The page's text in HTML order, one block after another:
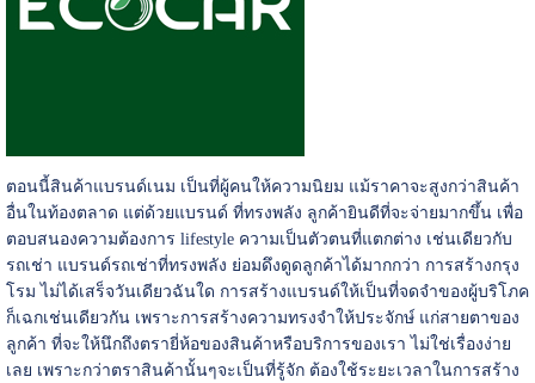
ตอนนี้สินค้าแบรนด์เนม เป็นที่ผู้คนให้ความนิยม แม้ราคาจะสูงกว่าสินค้า
อื่นในท้องตลาด แต่ด้วยแบรนด์ ที่ทรงพลัง ลูกค้ายินดีที่จะจ่ายมากขึ้น เพื่อ
ตอบสนองความต้องการ lifestyle ความเป็นตัวตนที่แตกต่าง เช่นเดียวกับ
รถเช่า แบรนด์รถเช่าที่ทรงพลัง ย่อมดึงดูดลูกค้าได้มากกว่า การสร้างกรุง
โรม ไม่ได้เสร็จวันเดียวฉันใด การสร้างแบรนด์ให้เป็นที่จดจำของผู้บริโภค
ก็เฉกเช่นเดียวกัน เพราะการสร้างความทรงจำให้ประจักษ์ แก่สายตาของ
ลูกค้า ที่จะให้นึกถึงตรายี่ห้อของสินค้าหรือบริการของเรา ไม่ใช่เรื่องง่าย
เลย เพราะกว่าตราสินค้านั้นๆจะเป็นที่รู้จัก ต้องใช้ระยะเวลาในการสร้าง